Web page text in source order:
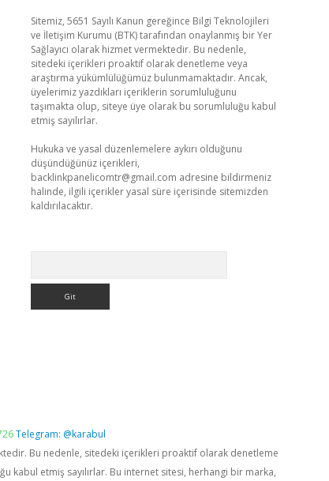
Sitemiz, 5651 Sayılı Kanun gereğince Bilgi Teknolojileri
ve İletişim Kurumu (BTK) tarafından onaylanmış bir Yer
Sağlayıcı olarak hizmet vermektedir. Bu nedenle,
sitedeki içerikleri proaktif olarak denetleme veya
araştırma yükümlülüğümüz bulunmamaktadır. Ancak,
üyelerimiz yazdıkları içeriklerin sorumluluğunu
taşımakta olup, siteye üye olarak bu sorumluluğu kabul
etmiş sayılırlar.
Hukuka ve yasal düzenlemelere aykırı olduğunu
düşündüğünüz içerikleri,
backlinkpanelicomtr@gmail.com adresine bildirmeniz
halinde, ilgili içerikler yasal süre içerisinde sitemizden
kaldırılacaktır.
Telegram: @karabul
Bu nedenle, sitedeki içerikleri proaktif olarak denetleme
kabul etmiş sayılırlar. Bu internet sitesi, herhangi bir marka,